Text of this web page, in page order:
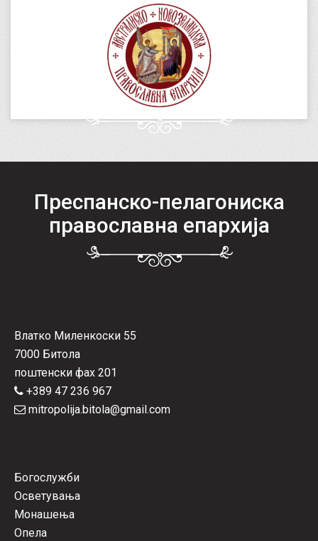
Преспанско-пелагониска
православна епархија
Влатко Миленкоски 55
7000 Битола
поштенски фах 201
+389 47 236 967
mitropolija.bitola@gmail.com
Богослужби
Осветувања
Монашења
Опела